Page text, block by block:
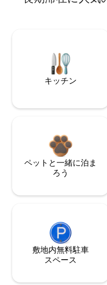
キッチン
ペットと一緒に泊ま
ろう
敷地内無料駐⁠車
ス⁠ペ⁠ー⁠ス